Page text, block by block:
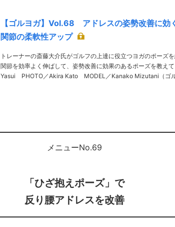
【ゴルヨガ】Vol.68 アドレスの姿勢改善に効
関節の柔軟性アップ
トレーナーの斎藤大介氏がゴルフの上達に役立つヨガのポーズ
関節を効率よく伸ばして、姿勢改善に効果のあるポーズを教えてもらった。
Yasui PHOTO／Akira Kato MODEL／Kanako Mizutani（ゴルル） >>前回のメニューは
メニューNo.69
「ひざ抱えポーズ」 で
反り腰アドレスを改善